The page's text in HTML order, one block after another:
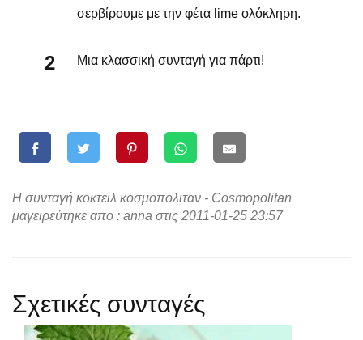
σερβίρουμε με την φέτα lime ολόκληρη.
Μια κλασσική συνταγή για πάρτι!
Η συνταγή κοκτειλ κοσμοπολιταν - Cosmopolitan
μαγειρεύτηκε απο : anna στις 2011-01-25 23:57
Σχετικές συνταγές